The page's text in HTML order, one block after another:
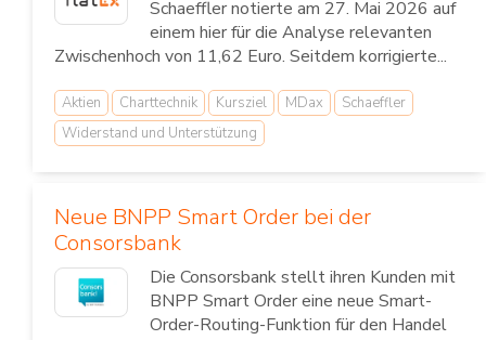
Schaeffler notierte am 27. Mai 2026 auf
einem hier für die Analyse relevanten
Zwischenhoch von 11,62 Euro. Seitdem korrigierte...
Aktien Charttechnik Kursziel MDax
Schaeffler
Widerstand und Unterstützung
Neue BNPP Smart Order bei der
Consorsbank
Die Consorsbank stellt ihren Kunden mit
BNPP Smart Order eine neue Smart-
Order-Routing-Funktion für den Handel